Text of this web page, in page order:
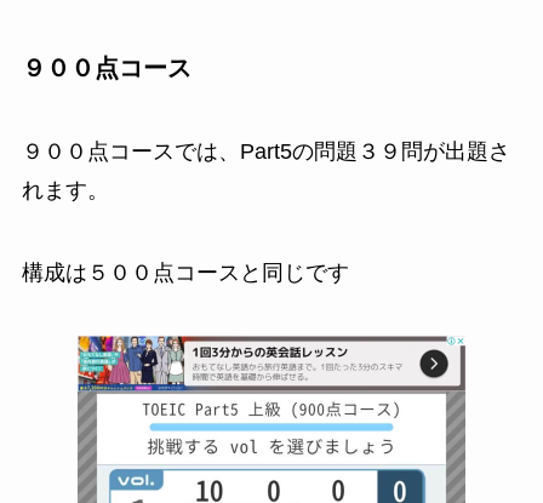
９００点コース
９００点コースでは、Part5の問題３９問が出題さ
れます。
構成は５００点コースと同じです